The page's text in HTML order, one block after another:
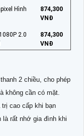
Hình
874,300
VNĐ
2.0
874,300
VNĐ
2 chiều, cho phép
không cần có mặt.
cao cấp khi bạn
là rất nhớ gia đình khi